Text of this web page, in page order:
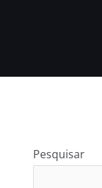
Pesquisar